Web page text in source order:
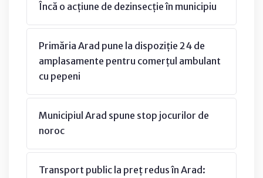
Încă o acțiune de dezinsecție în municipiu
Primăria Arad pune la dispoziție 24 de
amplasamente pentru comerțul ambulant
cu pepeni
Municipiul Arad spune stop jocurilor de
noroc
Transport public la preț redus în Arad: